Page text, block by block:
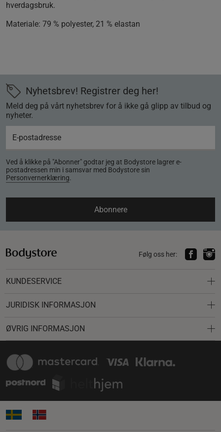
hverdagsbruk.
Materiale: 79 % polyester, 21 % elastan
Nyhetsbrev! Registrer deg her!
Meld deg på vårt nyhetsbrev for å ikke gå glipp av tilbud og
nyheter.
Ved å klikke på "Abonner" godtar jeg at Bodystore lagrer e-
postadressen min i samsvar med Bodystore sin
Personvernerklæring.
Abonnere
Følg oss her:
KUNDESERVICE
JURIDISK INFORMASJON
ØVRIG INFORMASJON